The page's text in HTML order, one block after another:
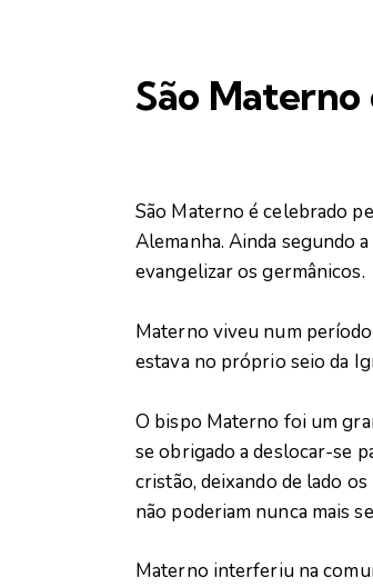
São
São Materno é celebrado
Alemanha. Ainda segundo
evangelizar os germânicos.
Materno viveu num
estava no próprio seio da
O bispo Materno foi um
se obrigado a deslocar-se
cristão, deixando de lado
não poderiam nunca mais
Materno interferiu na